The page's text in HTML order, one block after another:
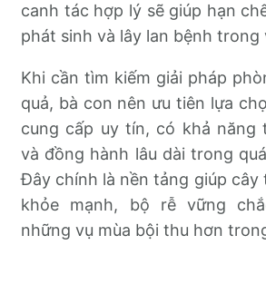
canh tác hợp lý sẽ giúp hạn
phát sinh và lây lan bệnh trong
Khi cần tìm kiếm giải pháp
quả, bà con nên ưu tiên lựa
cung cấp uy tín, có khả năng
và đồng hành lâu dài trong
Đây chính là nền tảng giúp
khỏe mạnh, bộ rễ vững
những vụ mùa bội thu hơn